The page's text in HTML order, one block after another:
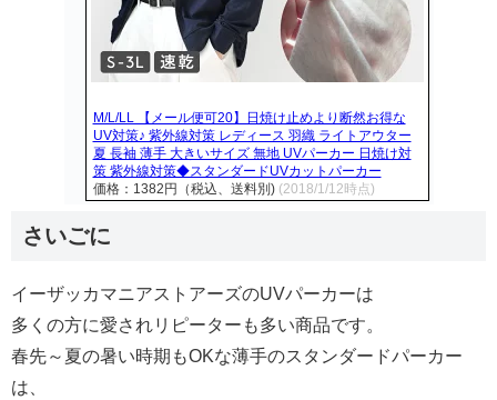
M/L/LL 【メール便可20】日焼け止めより断然お得な
UV対策♪ 紫外線対策 レディース 羽織 ライトアウター
夏 長袖 薄手 大きいサイズ 無地 UVパーカー 日焼け対
策 紫外線対策◆スタンダードUVカットパーカー
価格：1382円（税込、送料別) (2018/1/12時点)
さいごに
イーザッカマニアストアーズのUVパーカーは
多くの方に愛されリピーターも多い商品です。
春先～夏の暑い時期もOKな薄手のスタンダードパーカー
は、